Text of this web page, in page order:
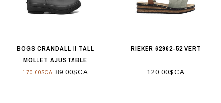
BOGS CRANDALL II TALL
MOLLET AJUSTABLE
170,00$CA89,00$CA
RIEKER 62962-52 VERT
120,00$CA